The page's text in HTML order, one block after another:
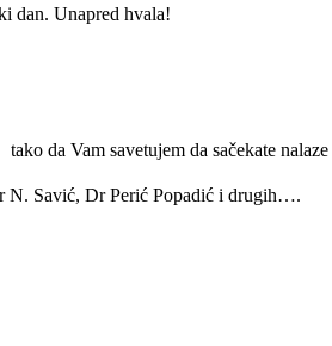
dan. Unapred hvala!
da Vam savetujem da sačekate
N. Savić, Dr Perić Popadić i drugih….